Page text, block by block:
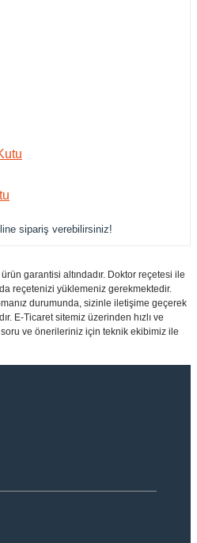
sipariş verebilirsiniz!
garantisi altındadır. Doktor reçetesi ile
reçetenizi yüklemeniz gerekmektedir.
durumunda, sizinle iletişime geçerek
E-Ticaret sitemiz üzerinden hızlı ve
ve önerileriniz için teknik ekibimiz ile